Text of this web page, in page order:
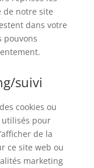
de notre site
dans votre
pouvons
suivi
cookies ou
utilisés pour
de la
ce site web ou
marketing